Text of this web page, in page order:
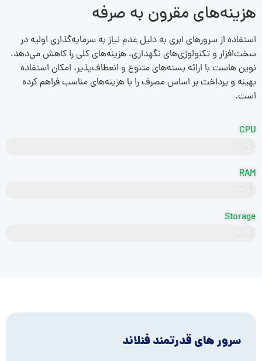
هزینه‌های مقرون به صرفه
استفاده از سرورهای ابری به دلیل عدم نیاز به سرمایه‌گذاری اولیه در
سخت‌افزار و تکنولوژی‌های نگهداری، هزینه‌های کلی را کاهش می‌دهد.
نوین هاست با ارائه بسته‌های متنوع و انعطاف‌پذیر، امکان استفاده
بهینه و پرداخت بر اساس مصرف را با هزینه‌های مناسب فراهم کرده
است.
CPU
RAM
Storage
سرور های قدرتمند فنلاند